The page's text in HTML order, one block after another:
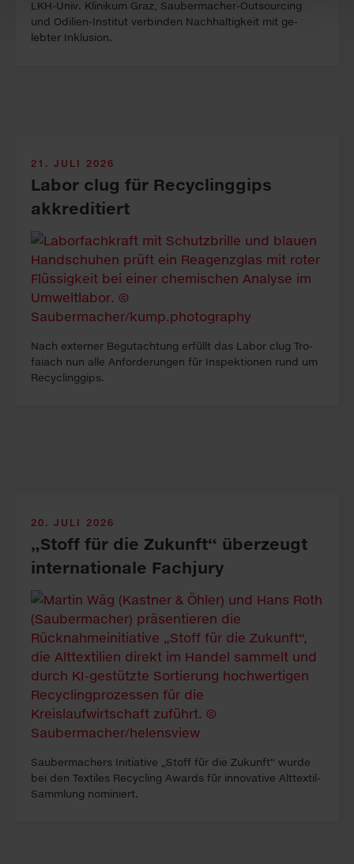
LKH-Univ. Kli­ni­kum Graz, Sauber­macher-Out­sour­cing
und Odilien-In­stitut ver­binden Nach­haltig­keit mit ge­
lebter In­klus­ion.
21. JULI 2026
Labor clug für Recyclinggips
akkreditiert
Nach ex­ter­ner Be­gutacht­ung erfüllt das La­bor clug Tro­
faiach nun alle An­forder­ung­en für In­spekt­ion­en rund um
Re­cyc­ling­gips.
20. JULI 2026
„Stoff für die Zukunft“ ü­ber­zeugt
in­ter­na­tio­nale Fach­jury
Sauber­machers In­itia­tive „Stoff für die Zukunft“ wur­de
bei den Tex­tiles Re­cy­cling A­wards für in­nova­tive Alt­tex­til-
Samm­lung no­mi­niert.